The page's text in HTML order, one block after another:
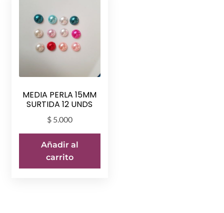
MEDIA PERLA 15MM
SURTIDA 12 UNDS
$5.000
Añadir al
carrito